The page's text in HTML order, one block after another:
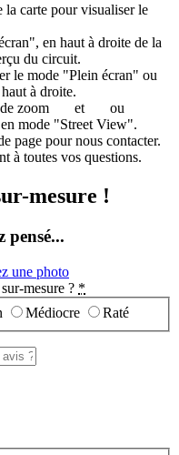
la carte pour visualiser le
en haut à droite de la
du circuit.
le mode "Plein écran" ou
à droite.
zoom
et
ou
mode "Street View".
page pour nous contacter.
à toutes vos questions.
mesure !
pensé...
une photo
mesure ? *
Médiocre Raté